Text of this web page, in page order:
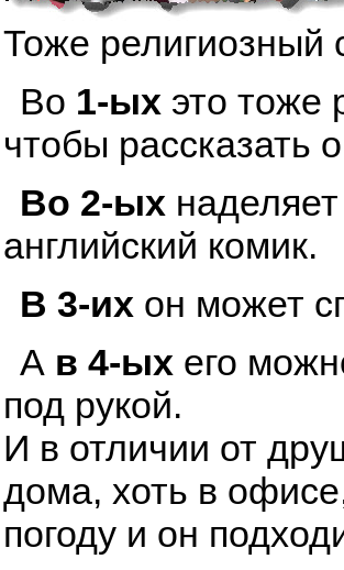
Тоже религиозный
Во 1-ых это тоже
чтобы рассказать
Во 2-ых
английский комик.
В 3-их он может
А в 4-ых его
под рукой.
И в отличии от
дома, хоть в
погоду и он